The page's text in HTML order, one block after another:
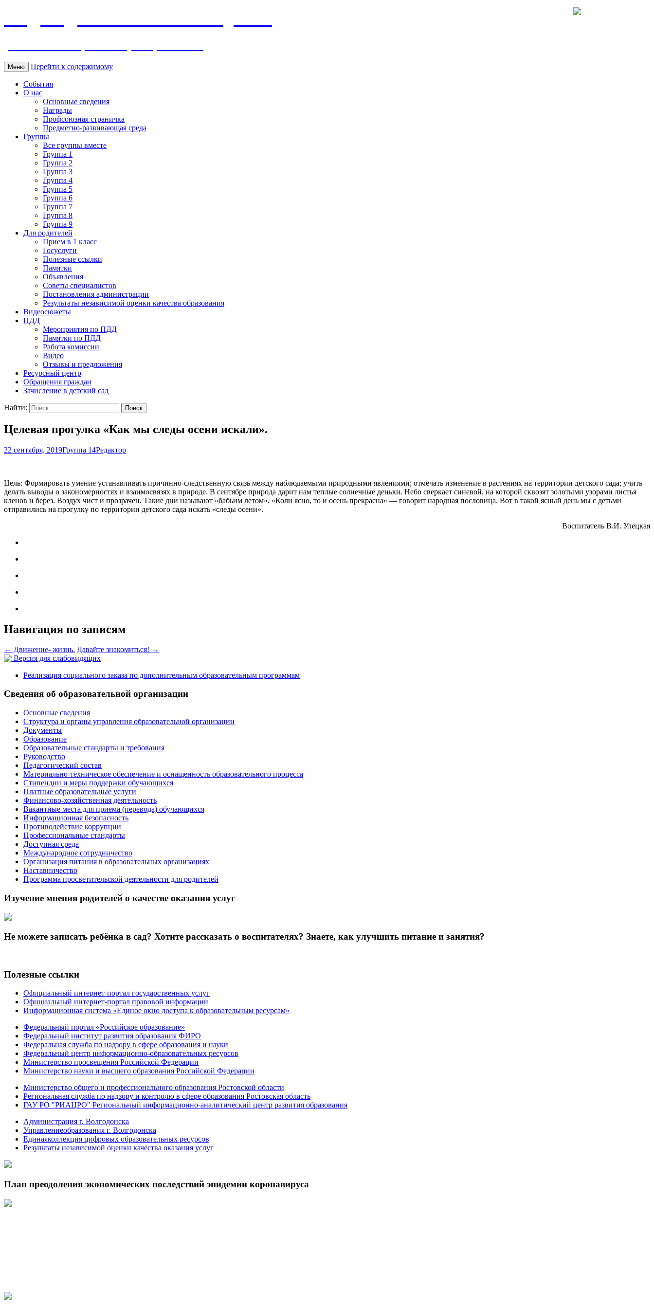
Меню Перейти к содержимому
События
О нас
Основные сведения
Награды
Профсоюзная страничка
Предметно-развивающая среда
Группы
Все группы вместе
Группа 1
Группа 2
Группа 3
Группа 4
Группа 5
Группа 6
Группа 7
Группа 8
Группа 9
Для родителей
Прием в 1 класс
Госуслуги
Полезные ссылки
Памятки
Объявления
Советы специалистов
Постановления администрации
Результаты независимой оценки качества образования
Видеосюжеты
ПДД
Мероприятия по ПДД
Памятки по ПДД
Работа комиссии
Видео
Отзывы и предложения
Ресурсный центр
Обращения граждан
Зачисление в детский сад
Найти:
Целевая прогулка «Как мы следы осени искали».
22 сентября, 2019Группа 14Редактор
Цель: Формировать умение устанавливать причинно-следственную связь между наблюдаемыми природными явлениями; отмечать изменение в растениях на территории детского сада; учить
делать выводы о закономерностях и взаимосвязях в природе. В сентябре природа дарит нам теплые солнечные деньки. Небо сверкает синевой, на которой сквозят золотыми узорами листья
кленов и берез. Воздух чист и прозрачен. Такие дни называют «бабьим летом». «Коли ясно, то и осень прекрасна» — говорит народная пословица. Вот в такой ясный день мы с детьми
отправились на прогулку по территории детского сада искать «следы осени».
Воспитатель В.И. Улецкая
Навигация по записям
← Движение- жизнь. Давайте знакомиться! →
Версия для слабовидящих
Реализация социального заказа по дополнительным образовательным программам
Сведения об образовательной организации
Основные сведения
Структура и органы управления образовательной организации
Документы
Образование
Образовательные стандарты и требования
Руководство
Педагогический состав
Материально-техническое обеспечение и оснащенность образовательного процесса
Стипендии и меры поддержки обучающихся
Платные образовательные услуги
Финансово-хозяйственная деятельность
Вакантные места для приема (перевода) обучающихся
Информационная безопасность
Противодействие коррупции
Профессиональные стандарты
Доступная среда
Международное сотрудничество
Организация питания в образовательных организациях
Наставничество
Программа просветительской деятельности для родителей
Изучение мнения родителей о качестве оказания услуг
Не можете записать ребёнка в сад? Хотите рассказать о воспитателях? Знаете, как улучшить питание и занятия?
Полезные ссылки
Официальный интернет-портал государственных услуг
Официальный интернет-портал правовой информации
Информационная система «Единое окно доступа к образовательным ресурсам»
Федеральный портал «Российское образование»
Федеральный институт развития образования ФИРО
Федеральная служба по надзору в сфере образования и науки
Федеральный центр информационно-образовательных ресурсов
Министерство просвещения Российской Федерации
Министерство науки и высшего образования Российской Федерации
Министерство общего и профессионального образования Ростовской области
Региональная служба по надзору и контролю в сфере образования Ростовская область
ГАУ РО "РИАЦРО" Региональный информационно-аналитический центр развития образования
Администрация г. Волгодонска
Управлениеобразования г. Волгодонска
Единаяколлекция цифровых образовательных ресурсов
Результаты независимой оценки качества оказания услуг
План преодоления экономических последствий эпидемии коронавируса